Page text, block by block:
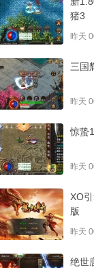
猪3
昨天
三国
昨天
惊蛰
昨天
XO
版
昨天
绝世